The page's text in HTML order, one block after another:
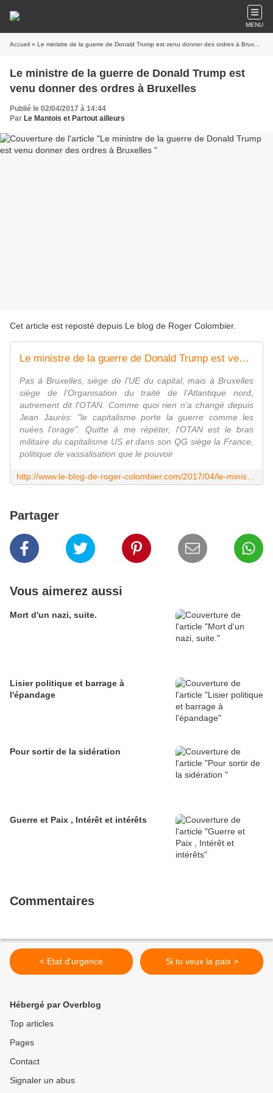
MENU
Accueil » Le ministre de la guerre de Donald Trump est venu donner des ordres à Bruxelles
Le ministre de la guerre de Donald Trump est
venu donner des ordres à Bruxelles
Publié le 02/04/2017 à 14:44
Par Le Mantois et Partout ailleurs
Cet article est reposté depuis Le blog de Roger Colombier.
Le ministre de la guerre de Donald Trump est venu donner des ordres à Bruxelles
Pas à Bruxelles, siège de l'UE du capital, mais à Bruxelles
siège de l’Organisation du traité de l’Atlantique nord,
autrement dit l'OTAN. Comme quoi rien n'a changé depuis
Jean Jaurès: "le capitalisme porte la guerre comme les
nuées l'orage". Quitte à me répéter, l'OTAN est le bras
militaire du capitalisme US et dans son QG siège la France,
politique de vassalisation que le pouvoir
Partager
Vous aimerez aussi
Mort d'un nazi, suite.
Lisier politique et barrage à
l'épandage
Pour sortir de la sidération
Guerre et Paix , Intérêt et intérêts
Commentaires
< Etat d'urgence Si tu veux la paix >
Hébergé par Overblog
Top articles
Pages
Contact
Signaler un abus